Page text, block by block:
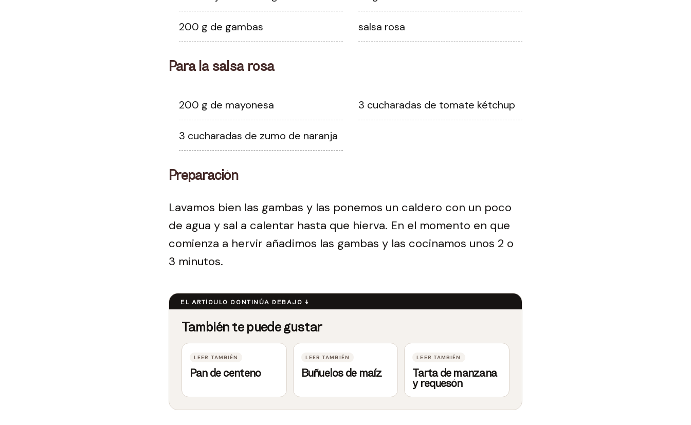
200 g de gambas salsa rosa
Para la salsa rosa
200 g de mayonesa 3 cucharadas de tomate kétchup
3 cucharadas de zumo de naranja
Preparación
Lavamos bien las gambas y las ponemos un caldero con un poco
de agua y sal a calentar hasta que hierva. En el momento en que
comienza a hervir añadimos las gambas y las cocinamos unos 2 o
3 minutos.
Pan de centeno Buñuelos de maíz
Tarta de manzana
y requesón